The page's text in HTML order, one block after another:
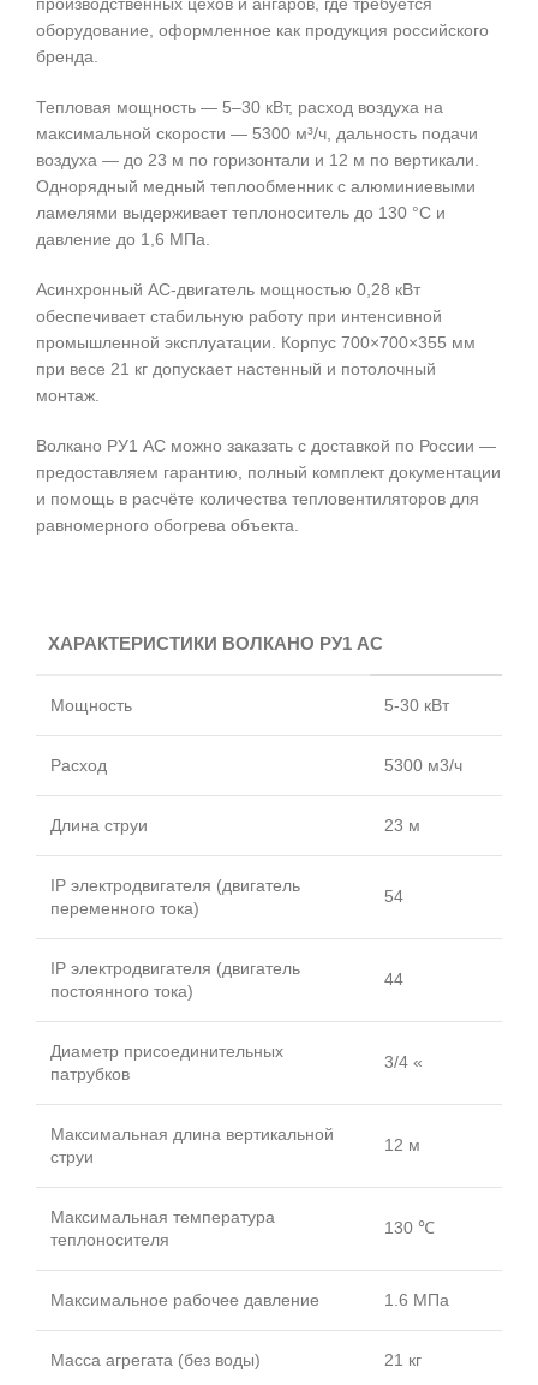
производственных цехов и ангаров, где требуется
оборудование, оформленное как продукция российского
бренда.
Тепловая мощность — 5–30 кВт, расход воздуха на
максимальной скорости — 5300 м³/ч, дальность подачи
воздуха — до 23 м по горизонтали и 12 м по вертикали.
Однорядный медный теплообменник с алюминиевыми
ламелями выдерживает теплоноситель до 130 °C и
давление до 1,6 МПа.
Асинхронный AC-двигатель мощностью 0,28 кВт
обеспечивает стабильную работу при интенсивной
промышленной эксплуатации. Корпус 700×700×355 мм
при весе 21 кг допускает настенный и потолочный
монтаж.
Волкано РУ1 АС можно заказать с доставкой по России —
предоставляем гарантию, полный комплект документации
и помощь в расчёте количества тепловентиляторов для
равномерного обогрева объекта.
ХАРАКТЕРИСТИКИ ВОЛКАНО РУ1 АС
Мощность 5-30 кВт
Расход 5300 м3/ч
Длина струи 23 м
IP электродвигателя (двигатель
переменного тока)
54
IP электродвигателя (двигатель
постоянного тока)
44
Диаметр присоединительных
патрубков
3/4 «
Максимальная длина вертикальной
струи
12 м
Максимальная температура
теплоносителя
130 ℃
Максимальное рабочее давление 1.6 МПа
Масса агрегата (без воды) 21 кг